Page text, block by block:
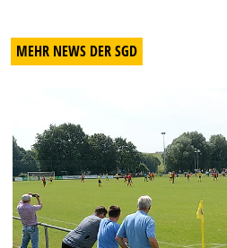
MEHR NEWS DER SGD